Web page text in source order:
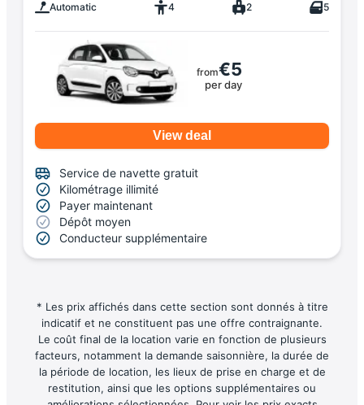
Automatic 4 2 5
from€5
per day
View deal
Service de navette gratuit
Kilométrage illimité
Payer maintenant
Dépôt moyen
Conducteur supplémentaire
* Les prix affichés dans cette section sont donnés à titre
indicatif et ne constituent pas une offre contraignante.
Le coût final de la location varie en fonction de plusieurs
facteurs, notamment la demande saisonnière, la durée de
la période de location, les lieux de prise en charge et de
restitution, ainsi que les options supplémentaires ou